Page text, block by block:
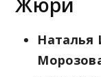
Наталья